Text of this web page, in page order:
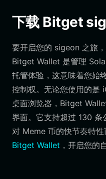
下载 Bitget
要开启您的 sigeon 之旅
Bitget Wallet 是管理
托管体验，这意味着您始
控制权。无论您使用的是
桌面浏览器，Bitget
界面。它支持超过 130 条
对 Meme 币的快节奏特
Bitget Wallet ，开启您的